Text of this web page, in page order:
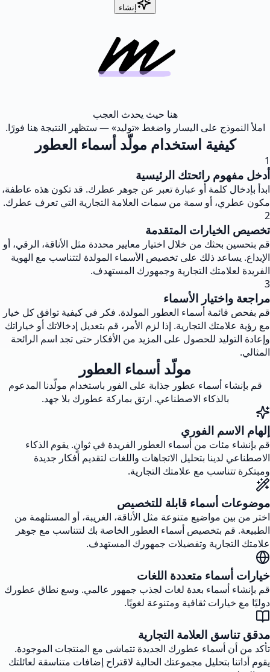
إنشاء
هنا حيث يحدث العجب
املأ النموذج على اليسار واضغط «توليد» — ستظهر النتيجة هنا فورًا.
كيفية استخدام مولّد أسماء العطور
1
أدخل مفهوم رائحتك الرئيسية
ابدأ بإدخال كلمة أو عبارة تعبر عن جوهر عطرك. قد تكون هذه عاطفة،
مكون عطري، أو سمة من سمات العلامة التجارية التي تعرف عطرك.
2
تخصيص الخيارات المتقدمة
قم بتحسين بحثك من خلال اختيار معايير محددة مثل الأناقة، الرقي، أو
الإبداع. يساعد ذلك على تخصيص الأسماء المولدة لتتناسب مع الهوية
الفريدة لعلامتك التجارية وجمهورك المستهدف.
3
مراجعة واختيار الأسماء
قم بفحص قائمة أسماء العطور المولدة. فكر في كيفية توافق كل خيار
مع رؤية علامتك التجارية. إذا لزم الأمر، قم بتعديل إدخالاتك أو خياراتك
وإعادة التوليد للحصول على المزيد من الأفكار حتى تجد اسم الرائحة
المثالي.
مولّد أسماء العطور
قم بإنشاء أسماء عطور جذابة على الفور باستخدام مولّدنا المدعوم
بالذكاء الاصطناعي. ارتق بماركة عطورك بلا جهد.
إلهام الاسم الفوري
قم بإنشاء مئات من أسماء العطور الفريدة في ثوانٍ. يقوم الذكاء
الاصطناعي لدينا بتحليل الاتجاهات واللغات لتقديم أفكار جديدة
ومبتكرة تتناسب مع علامتك التجارية.
موضوعات أسماء قابلة للتخصيص
اختر من بين مواضيع متنوعة مثل الأناقة، الغريبة، أو المستلهمة من
الطبيعة. قم بتخصيص أسماء العطور الخاصة بك لتتناسب مع جوهر
علامتك التجارية وتفضيلات جمهورك المستهدف.
خيارات أسماء متعددة اللغات
قم بإنشاء أسماء بعدة لغات لجذب جمهور عالمي. وسع نطاق عطورك
دوليًا مع خيارات ثقافية ومتنوعة لغويًا.
مدقق تناسق العلامة التجارية
تأكد من أن أسماء عطورك الجديدة تتماشى مع المنتجات الموجودة.
يقوم أداتنا بتحليل مجموعتك الحالية لاقتراح إضافات متناسقة لعائلتك